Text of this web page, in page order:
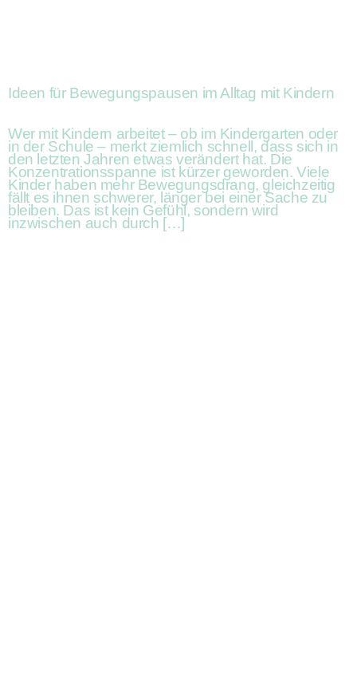
Ideen für Bewegungspausen im Alltag mit Kindern
Wer mit Kindern arbeitet – ob im Kindergarten oder
in der Schule – merkt ziemlich schnell, dass sich in
den letzten Jahren etwas verändert hat. Die
Konzentrationsspanne ist kürzer geworden. Viele
Kinder haben mehr Bewegungsdrang, gleichzeitig
fällt es ihnen schwerer, länger bei einer Sache zu
bleiben. Das ist kein Gefühl, sondern wird
inzwischen auch durch […]